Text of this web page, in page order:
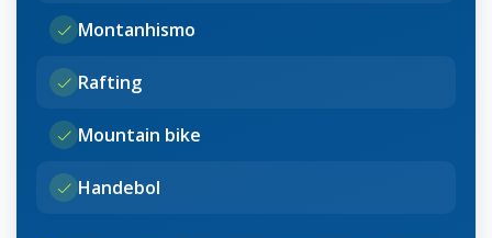
Montanhismo
Rafting
Mountain bike
Handebol